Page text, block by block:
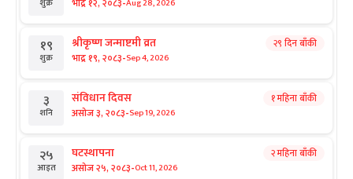
शुक्र भाद्र १२, २०८३ Aug 28, 2026
१९
शुक्र
श्रीकृष्ण जन्माष्टमी व्रत
भाद्र १९, २०८३-Sep 4, 2026
२९ दिन बाँकी
३
शनि
संविधान दिवस
असोज ३, २०८३-Sep 19, 2026
१ महिना बाँकी
२५
आइत
घटस्थापना
असोज २५, २०८३-Oct 11, 2026
२ महिना बाँकी